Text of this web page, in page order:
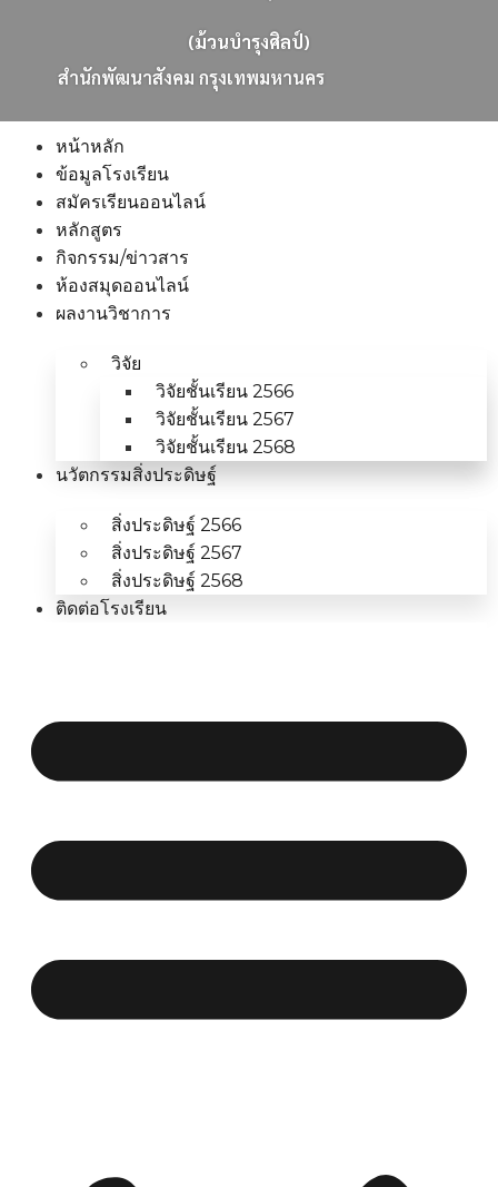
(ม้วนบำรุงศิลป์)
สนกพฒนาสงคม กรงเทพมหานคร
หน้าหลัก
ข้อมูลโรงเรียน
สมัครเรียนออนไลน์
หลักสูตร
กิจกรรม/ข่าวสาร
ห้องสมุดออนไลน์
ผลงานวิชาการ
วิจัย
วิจัยชั้นเรียน 2566
วิจัยชั้นเรียน 2567
วิจัยชั้นเรียน 2568
นวัตกรรมสิ่งประดิษฐ์
สิ่งประดิษฐ์ 2566
สิ่งประดิษฐ์ 2567
สิ่งประดิษฐ์ 2568
ติดต่อโรงเรียน